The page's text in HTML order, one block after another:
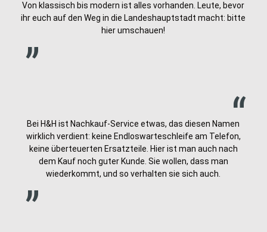
„
Von klassisch bis modern ist alles vorhanden. Leute, bevor
ihr euch auf den Weg in die Landeshauptstadt macht: bitte
hier umschauen!
„
Bei H&H ist Nachkauf-Service etwas, das diesen Namen
wirklich verdient: keine Endloswarteschleife am Telefon,
keine überteuerten Ersatzteile. Hier ist man auch nach
dem Kauf noch guter Kunde. Sie wollen, dass man
wiederkommt, und so verhalten sie sich auch.
„